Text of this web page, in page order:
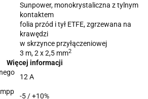
Sunpower, monokrystaliczna z tylnym
kontaktem
folia przód i tył ETFE, zgrzewana na
krawędzi
w skrzynce przyłączeniowej
3 m, 2 x 2,5 mm2
Więcej informacji
12 A
-5 / +10%